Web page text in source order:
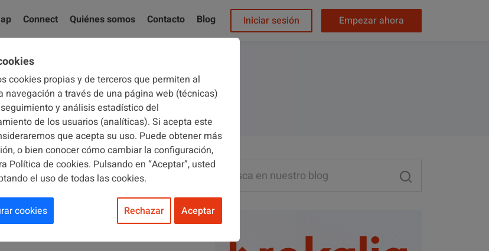
Connect Quiénes somos Contacto Blog Iniciar sesión Empezar ahora
El blog de Brokalia
la rotura de una
cookies propias y de terceros que permiten al
navegación a través de una página web (técnicas)
y análisis estadístico del
de los usuarios (analíticas). Si acepta este
que acepta su uso. Puede obtener más
o bien conocer cómo cambiar la configuración,
Política de cookies. Pulsando en “Aceptar”, usted
el uso de todas las cookies.
cookies Rechazar Aceptar